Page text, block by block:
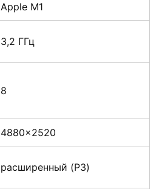
Apple M1
3,2 ГГц
8
4880×2520
расширенный (P3)